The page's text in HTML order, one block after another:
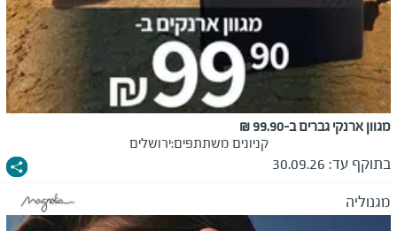
מגוון ארנקי גברים ב-99.90 ₪
קניונים משתתפים:ירושלים
בתוקף עד: 30.09.26
מגנוליה